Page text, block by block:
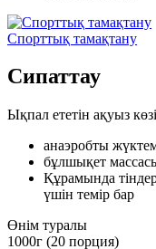
Спорттық тамақтану
Сипаттау
Ықпал ететін ақуыз
анаэробты
бұлшықет
Құрамында
үшін темір бар
Өнім туралы
1000г (20 порция)